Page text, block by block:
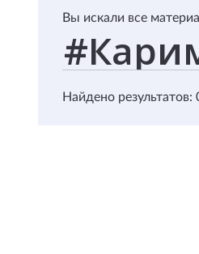
Вы искали все
Найдено результатов: